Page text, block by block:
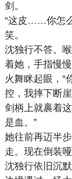
剑。
“这皮……你怎
笑。
沈独行不答。
着她，手指慢
火舞眯起眼，“
控，我摔下断
剑柄上就裹着
是血。”
她往前再迈半
走。现在倒装
沈独行依旧沉